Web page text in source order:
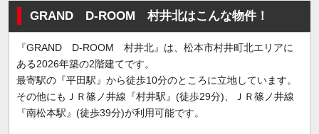
GRAND D-ROOM 村井北はこんな物件！
『GRAND D-ROOM 村井北』は、松本市村井町北エリアに
ある2026年築の2階建てです。
最寄駅の『平田駅』から徒歩10分のところに立地しています。
その他にもＪＲ篠ノ井線『村井駅』(徒歩29分)、ＪＲ篠ノ井線
『南松本駅』(徒歩39分)が利用可能です。